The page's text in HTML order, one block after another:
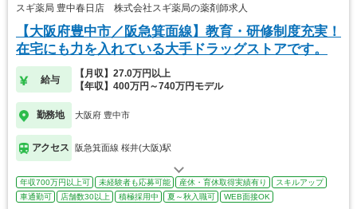
スギ薬局 豊中春日店 株式会社スギ薬局の薬剤師求人
【大阪府豊中市／阪急箕面線】教育・研修制度充実！
在宅にも力を入れている大手ドラッグストアです。
給与
【月収】27.0万円以上
【年収】400万円～740万円モデル
勤務地 大阪府 豊中市
アクセス 阪急箕面線 桜井(大阪)駅
年収700万円以上可 未経験者も応募可能 産休・育休取得実績有り
スキルアップ
車通勤可
店舗数30以上 積極採用中 夏～秋入職可 WEB面接OK